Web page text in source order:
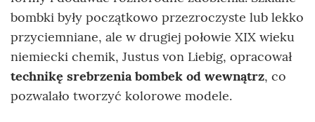
bombki były początkowo przezroczyste lub lekko
przyciemniane, ale w drugiej połowie XIX wieku
niemiecki chemik, Justus von Liebig, opracował
technikę srebrzenia bombek od wewnątrz, co
pozwalało tworzyć kolorowe modele.